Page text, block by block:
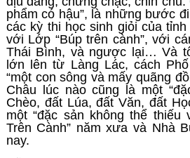
phẩm có hậu”, là những bước
các kỳ thi học sinh giỏi của
với Lớp “Búp trên cành”, với
Thái Bình, và ngược lại… Và
lớn lên từ Làng Lác, cách
“một con sông và mấy quãng
Châu lúc nào cũng là một
Chèo, đất Lúa, đất Văn, đất
một “đặc sản không thể thiếu
Trên Cành” năm xưa và Nhà
nay.